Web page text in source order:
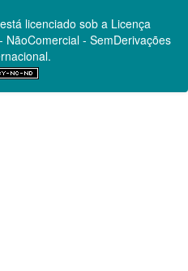
licenciado sob a Licença
- SemDerivações